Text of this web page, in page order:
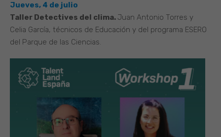
Jueves, 4 de julio
Taller Detectives del clima. Juan Antonio Torres y
Celia García, técnicos de Educación y del programa ESERO
del Parque de las Ciencias.